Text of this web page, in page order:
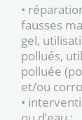
•
fausses
gel,
pollués,
polluée
et/ou
•